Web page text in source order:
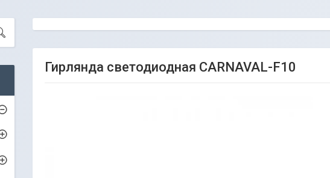
Гирлянда светодиодная CARNAVAL-F10